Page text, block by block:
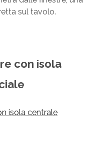
sul tavolo.
con isola